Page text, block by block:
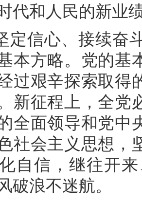
代和人民的新业
信心、接续奋
本方略。党的基
过艰辛探索取得
新征程上，全党
全面领导和党中
社会主义思想，
自信，继往开
破浪不迷航。